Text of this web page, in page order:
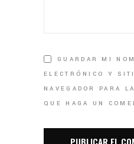
GUARDAR MI
ELECTRÓNICO Y
NAVEGADOR PARA
QUE HAGA UN